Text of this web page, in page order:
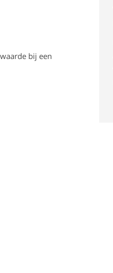
bij een